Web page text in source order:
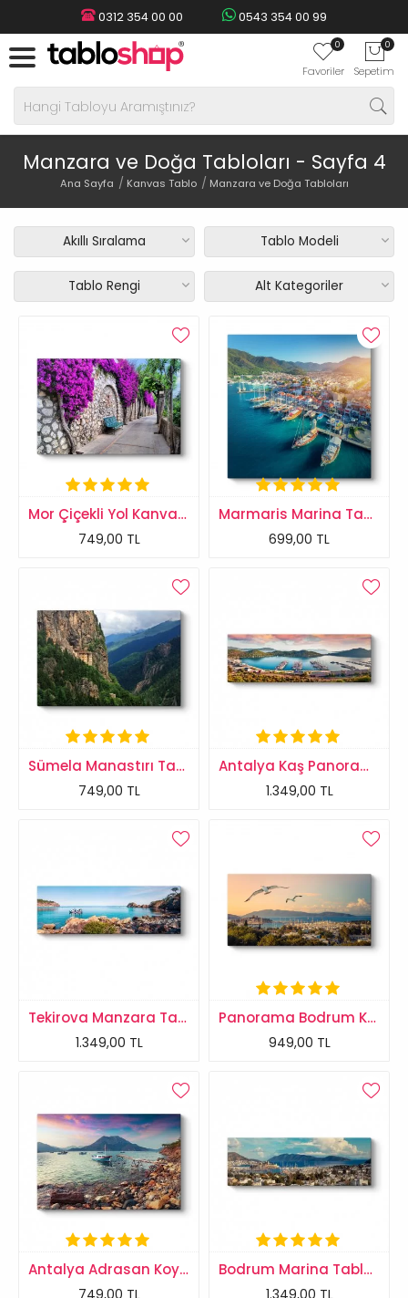
0312 354 00 00 0543 354 00 99
0
Favoriler
0
Sepetim
Manzara ve Doğa Tabloları - Sayfa 4
Ana Sayfa Kanvas Tablo Manzara ve Doğa Tabloları
Akıllı Sıralama Tablo Modeli
Tablo Rengi Alt Kategoriler
Mor Çiçekli Yol Kanvas Tablo
749,00 TL
Marmaris Marina Tablosu
699,00 TL
Sümela Manastırı Tablosu
749,00 TL
Antalya Kaş Panorama Tablo
1.349,00 TL
Tekirova Manzara Tablosu
1.349,00 TL
Panorama Bodrum Kalesi Tablosu
949,00 TL
Antalya Adrasan Koyu Tablosu Bodrum Marina Tablosu